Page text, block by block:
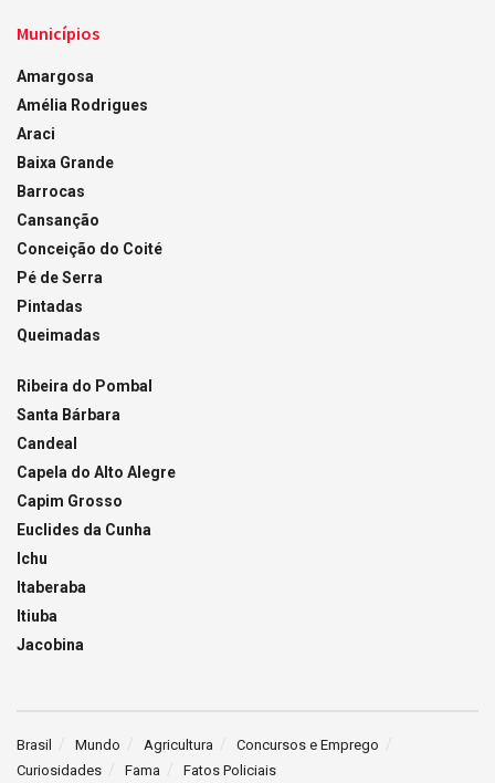
Municípios
Amargosa
Amélia Rodrigues
Araci
Baixa Grande
Barrocas
Cansanção
Conceição do Coité
Pé de Serra
Pintadas
Queimadas
Ribeira do Pombal
Santa Bárbara
Candeal
Capela do Alto Alegre
Capim Grosso
Euclides da Cunha
Ichu
Itaberaba
Itiuba
Jacobina
Brasil Mundo Agricultura
Concursos e Emprego
Curiosidades
Fama Fatos Policiais